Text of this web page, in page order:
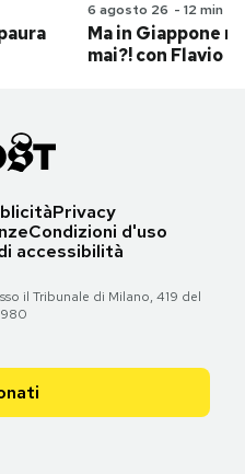
6 agosto 26 - 12 min
Ma in Giappone
mai?! con Flavio
Privacy
Condizioni d'uso
accessibilità
il Tribunale di Milano, 419 del